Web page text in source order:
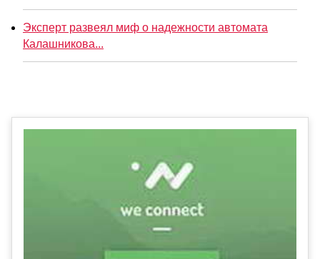
Эксперт развеял миф о надежности автомата
Калашникова...